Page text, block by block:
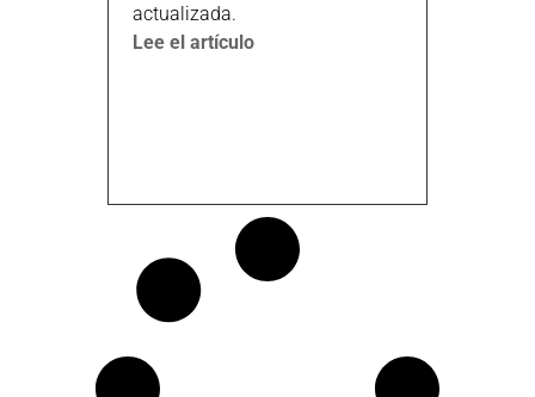
actualizada.
Lee el artículo